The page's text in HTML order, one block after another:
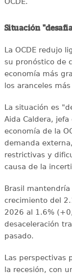
Situación
La OCDE redujo
su pronóstico de
economía más
los aranceles
La situación es
Aida Caldera,
economía de la
demanda
restrictivas y
causa de la
Brasil
crecimiento del
2026 al 1.6%
desaceleración
pasado.
Las perspectivas
la recesión, con